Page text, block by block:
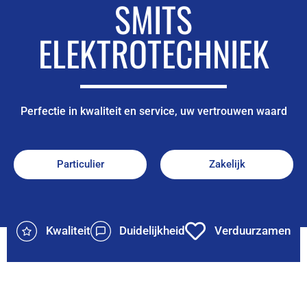
SMITS
ELEKTROTECHNIEK
Perfectie in kwaliteit en service, uw vertrouwen waard
Particulier Zakelijk
Kwaliteit Duidelijkheid Verduurzamen